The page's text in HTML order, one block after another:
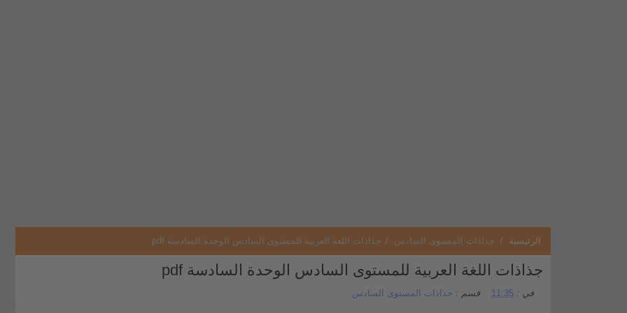
الرئيسية / جذاذات المستوى السادس / جذاذات اللغة العربية للمستوى السادس الوحدة السادسة pdf
جذاذات اللغة العربية للمستوى السادس الوحدة السادسة pdf
في : 11:35 قسم : جذاذات المستوى السادس